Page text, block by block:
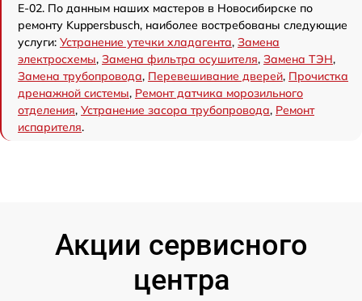
E-02. По данным наших мастеров в Новосибирске по
ремонту Kuppersbusch, наиболее востребованы следующие
услуги: Устранение утечки хладагента, Замена
электросхемы, Замена фильтра осушителя, Замена ТЭН,
Замена трубопровода, Перевешивание дверей, Прочистка
дренажной системы, Ремонт датчика морозильного
отделения, Устранение засора трубопровода, Ремонт
испарителя.
Акции сервисного
центра